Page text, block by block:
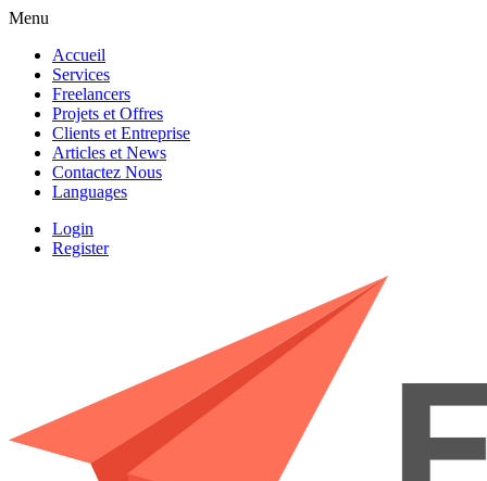
Menu
Accueil
Services
Freelancers
Projets et Offres
Clients et Entreprise
Articles et News
Contactez Nous
Languages
Login
Register